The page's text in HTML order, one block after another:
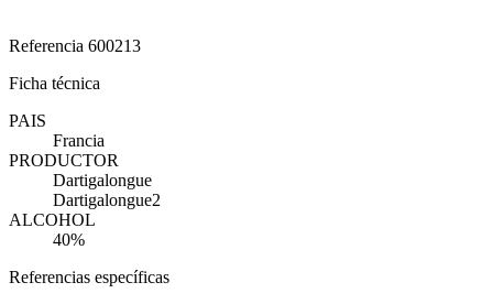
Referencia 600213
Ficha técnica
PAIS
Francia
PRODUCTOR
Dartigalongue
Dartigalongue2
ALCOHOL
40%
Referencias específicas